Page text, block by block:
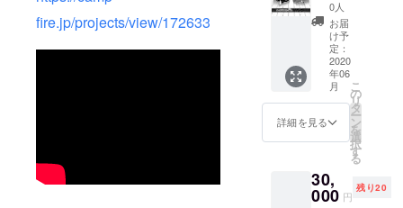
fire.jp/projects/view/172633
0人
お届
け予
定：
2020
年06
月
詳細を見る
こ
の
リ
タ
ー
ン
を
選
択
す
る
30,
000 円
残り20